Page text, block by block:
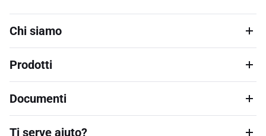
Chi siamo
Prodotti
Documenti
Ti serve aiuto?